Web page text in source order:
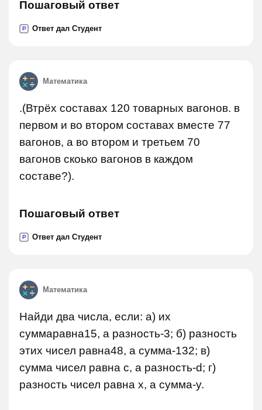
Пошаговый ответ
P Ответ дал Студент
Математика
.(Втрёх составах 120 товарных вагонов. в
первом и во втором составах вместе 77
вагонов, а во втором и третьем 70
вагонов скоько вагонов в каждом
составе?).
Пошаговый ответ
P Ответ дал Студент
Математика
Найди два числа, если: а) их
суммаравна15, а разность-3; б) разность
этих чисел равна48, а сумма-132; в)
сумма чисел равна c, а разность-d; г)
разность чисел равна x, а сумма-y.